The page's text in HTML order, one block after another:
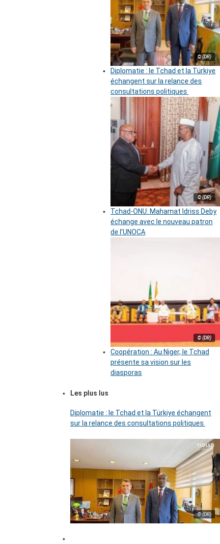
© (DR)
Diplomatie : le Tchad et la Türkiye
échangent sur la relance des
consultations politiques
© (DR)
Tchad-ONU: Mahamat Idriss Deby
échange avec le nouveau patron
de l’UNOCA
© (DR)
Coopération : Au Niger, le Tchad
présente sa vision sur les
diasporas
Les plus lus
Diplomatie : le Tchad et la Türkiye échangent
sur la relance des consultations politiques
© (DR)